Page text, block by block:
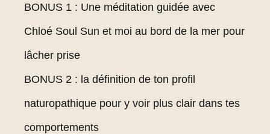
BONUS 1 : Une méditation guidée avec
Chloé Soul Sun et moi au bord de la mer pour
lâcher prise
BONUS 2 : la définition de ton profil
naturopathique pour y voir plus clair dans tes
comportements